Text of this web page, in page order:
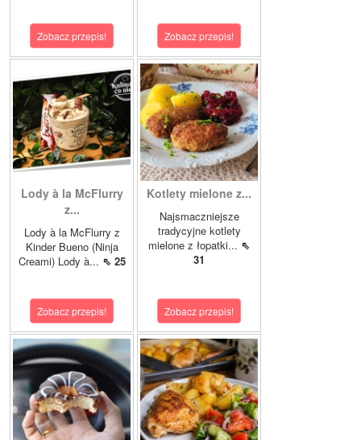
Zobacz przepis! Zobacz przepis!
Lody à la McFlurry
z...
Lody à la McFlurry z
Kinder Bueno (Ninja
Creami) Lody à... ⇖ 25
Zobacz przepis!
Kotlety mielone z...
Najsmaczniejsze
tradycyjne kotlety
mielone z łopatki... ⇖
31
Zobacz przepis!